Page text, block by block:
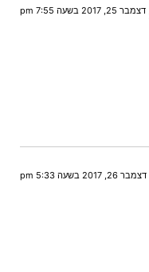
דצמבר 25, 2017 בשעה 7:55 pm
דצמבר 26, 2017 בשעה 5:33 pm